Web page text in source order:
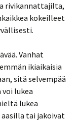
rivikannattajilta,
kokeilleet
Vanhat
ikiaikaisia
sitä selvempää
lukea
lukea
tai jakoivat